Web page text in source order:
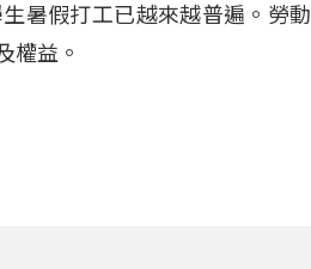
暑假打工已越來越普遍。勞動
權益。